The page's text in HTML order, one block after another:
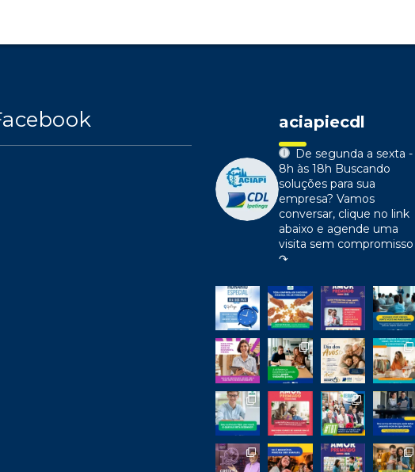
aciapiecdl
De segunda a sexta -
8h às 18h Buscando
soluções para sua
empresa? Vamos
conversar, clique no link
abaixo e agende uma
visita sem compromisso
↷